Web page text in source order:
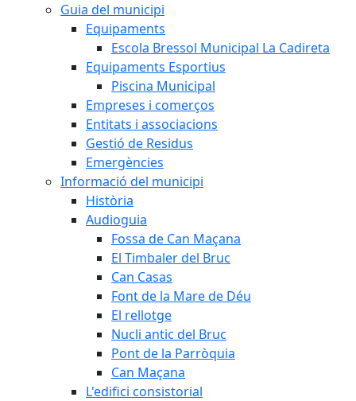
Guia del municipi
Equipaments
Escola Bressol Municipal La Cadireta
Equipaments Esportius
Piscina Municipal
Empreses i comerços
Entitats i associacions
Gestió de Residus
Emergències
Informació del municipi
Història
Audioguia
Fossa de Can Maçana
El Timbaler del Bruc
Can Casas
Font de la Mare de Déu
El rellotge
Nucli antic del Bruc
Pont de la Parròquia
Can Maçana
L'edifici consistorial